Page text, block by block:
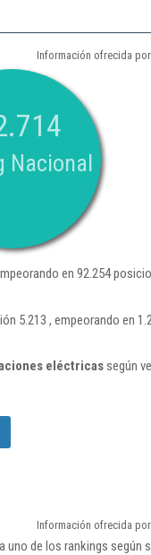
Información ofrecida por
Nacional
en 92.254
5.213 , empeorando en
eléctricassegún
Información ofrecida por
de los rankings según